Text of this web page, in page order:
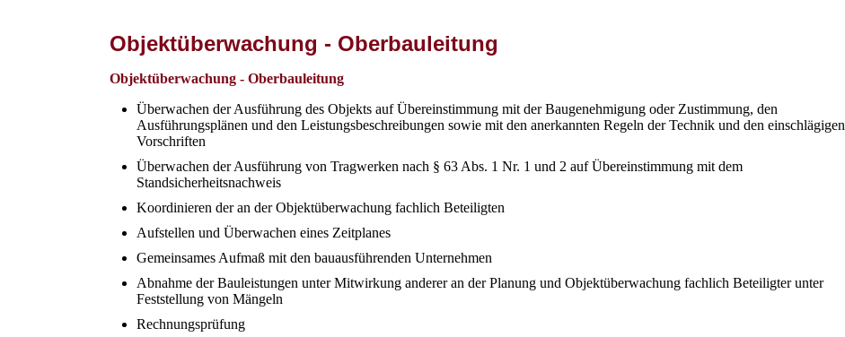
Objektüberwachung - Oberbauleitung
Objektüberwachung - Oberbauleitung
Überwachen der Ausführung des Objekts auf Übereinstimmung mit der Baugenehmigung oder Zustimmung, den
Ausführungsplänen und den Leistungsbeschreibungen sowie mit den anerkannten Regeln der Technik und den einschlägigen
Vorschriften
Überwachen der Ausführung von Tragwerken nach § 63 Abs. 1 Nr. 1 und 2 auf Übereinstimmung mit dem
Standsicherheitsnachweis
Koordinieren der an der Objektüberwachung fachlich Beteiligten
Aufstellen und Überwachen eines Zeitplanes
Gemeinsames Aufmaß mit den bauausführenden Unternehmen
Abnahme der Bauleistungen unter Mitwirkung anderer an der Planung und Objektüberwachung fachlich Beteiligter unter
Feststellung von Mängeln
Rechnungsprüfung